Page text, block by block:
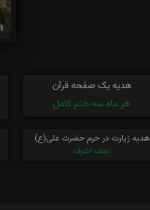
هدیه یک صفحه قرآن
هر ماه سه ختم کامل
هدیه زیارت در حرم حضرت علی(ع)
نجف اشرف